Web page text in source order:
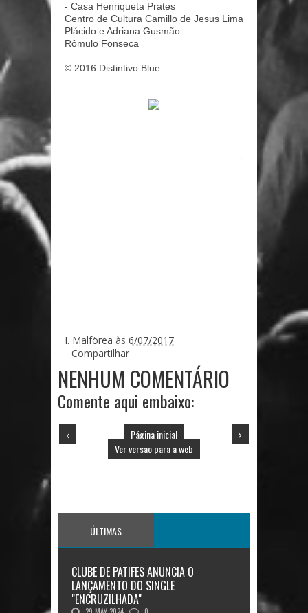
- Casa Henriqueta Prates
Centro de Cultura Camillo de Jesus Lima
Plácido e Adriana Gusmão
Rômulo Fonseca
© 2016 Distintivo Blue
I. Malförea às 6/07/2017
Compartilhar
NENHUM COMENTÁRIO
Comente aqui embaixo:
‹ ›
Página inicial
Ver versão para a web
ÚLTIMAS
CLUBE DE PATIFES ANUNCIA O
LANÇAMENTO DO SINGLE
"ENCRUZILHADA"